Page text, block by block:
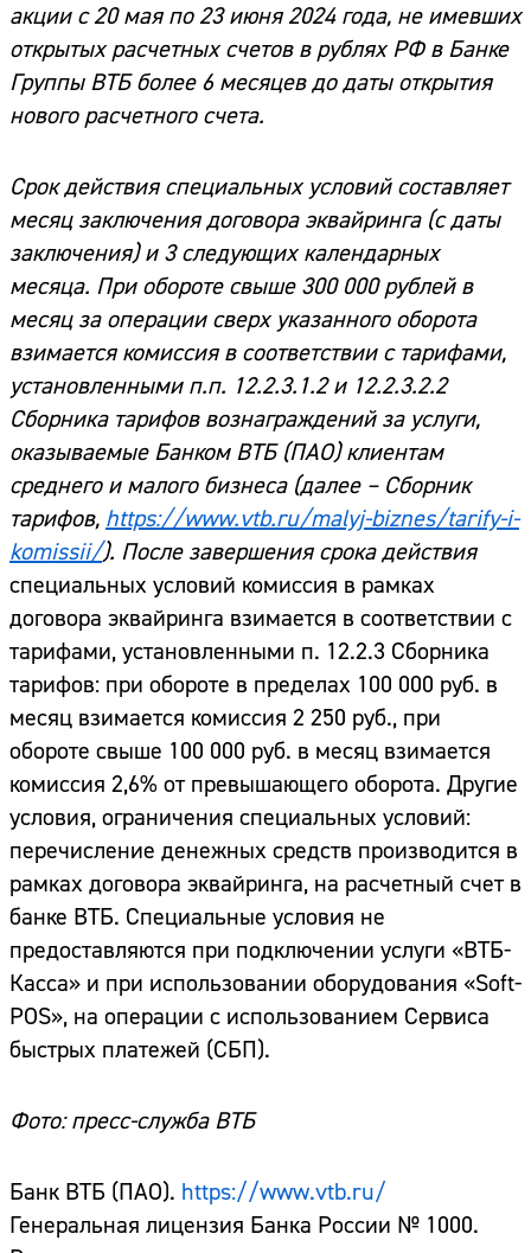
акции с 20 мая по 23 июня 2024 года, не имевших
открытых расчетных счетов в рублях РФ в Банке
Группы ВТБ более 6 месяцев до даты открытия
нового расчетного счета.
Срок действия специальных условий составляет
месяц заключения договора эквайринга (с даты
заключения) и 3 следующих календарных
месяца. При обороте свыше 300 000 рублей в
месяц за операции сверх указанного оборота
взимается комиссия в соответствии с тарифами,
установленными п.п. 12.2.3.1.2 и 12.2.3.2.2
Сборника тарифов вознаграждений за услуги,
оказываемые Банком ВТБ (ПАО) клиентам
среднего и малого бизнеса (далее – Сборник
тарифов, https://www.vtb.ru/malyj-biznes/tarify-i-
komissii/). После завершения срока действия
специальных условий комиссия в рамках
договора эквайринга взимается в соответствии с
тарифами, установленными п. 12.2.3 Сборника
тарифов: при обороте в пределах 100 000 руб. в
месяц взимается комиссия 2 250 руб., при
обороте свыше 100 000 руб. в месяц взимается
комиссия 2,6% от превышающего оборота. Другие
условия, ограничения специальных условий:
перечисление денежных средств производится в
рамках договора эквайринга, на расчетный счет в
банке ВТБ. Специальные условия не
предоставляются при подключении услуги «ВТБ-
Касса» и при использовании оборудования «Soft-
POS», на операции с использованием Сервиса
быстрых платежей (СБП).
Фото: пресс-служба ВТБ
Банк ВТБ (ПАО). https://www.vtb.ru/
Генеральная лицензия Банка России № 1000.